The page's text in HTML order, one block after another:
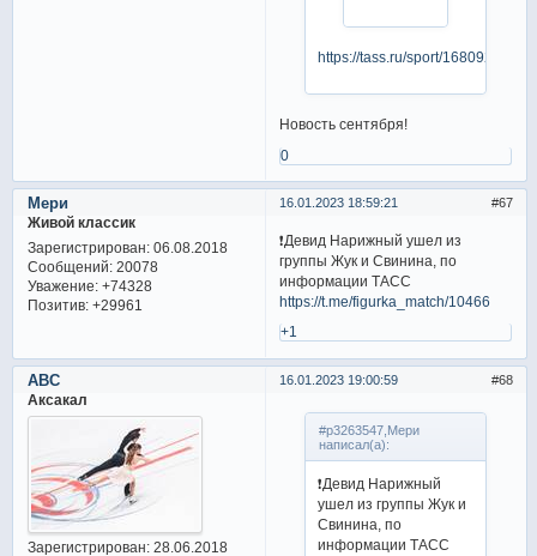
https://tass.ru/sport/16809289
Новость сентября!
0
67
16.01.2023 18:59:21
Мери
Живой классик
Зарегистрирован: 06.08.2018
Сообщений:20078
Уважение: +74328
Позитив: +29961
❗️Девид Нарижный ушел из
группы Жук и Свинина, по
информации ТАСС
https://t.me/figurka_match/10466
+1
68
16.01.2023 19:00:59
ABC
Аксакал
Зарегистрирован: 28.06.2018
#p3263547,Мери
написал(а):
❗️Девид Нарижный
ушел из группы Жук и
Свинина, по
информации ТАСС